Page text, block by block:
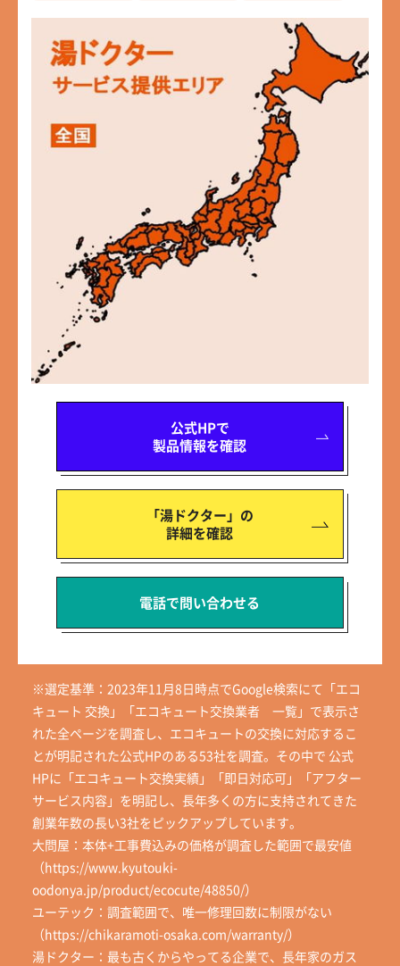
公式HPで
製品情報を確認
「湯ドクター」の
詳細を確認
電話で問い合わせる
※選定基準：2023年11月8日時点でGoogle検索にて「エコ
キュート 交換」「エコキュート交換業者 一覧」で表示さ
れた全ページを調査し、エコキュートの交換に対応するこ
とが明記された公式HPのある53社を調査。その中で 公式
HPに「エコキュート交換実績」「即日対応可」「アフター
サービス内容」を明記し、長年多くの方に支持されてきた
創業年数の長い3社をピックアップしています。
大問屋：本体+工事費込みの価格が調査した範囲で最安値
（https://www.kyutouki-
oodonya.jp/product/ecocute/48850/）
ユーテック：調査範囲で、唯一修理回数に制限がない
（https://chikaramoti-osaka.com/warranty/）
湯ドクター：最も古くからやってる企業で、長年家のガス